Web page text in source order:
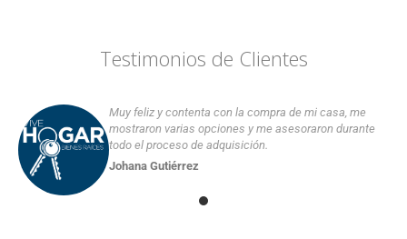
Testimonios de Clientes
Muy feliz y contenta con la compra de mi casa, me
mostraron varias opciones y me asesoraron durante
todo el proceso de adquisición.
Johana Gutiérrez